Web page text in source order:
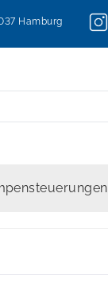
Hamburg